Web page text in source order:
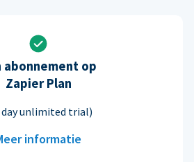
abonnement op
Zapier Plan
day unlimited trial)
informatie